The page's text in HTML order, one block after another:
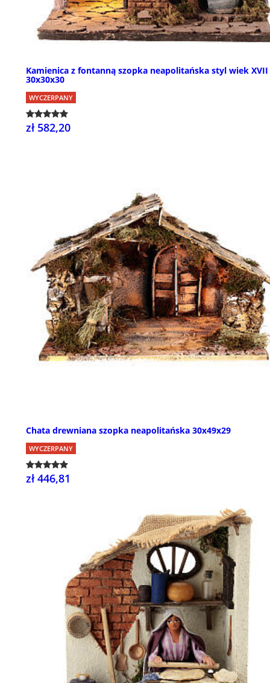
Kamienica z fontanną szopka neapolitańska styl wiek XVII
30x30x30
WYCZERPANY
zł 582,20
Chata drewniana szopka neapolitańska 30x49x29
WYCZERPANY
zł 446,81